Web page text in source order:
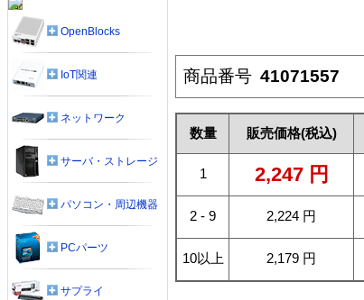
商品番号 41071557
数量 販売価格(税込)
1 2,247 円
2 - 9 2,224 円
10以上 2,179 円
OpenBlocks
IoT関連
ネットワーク
サーバ・ストレージ
パソコン・周辺機器
PCパーツ
サプライ